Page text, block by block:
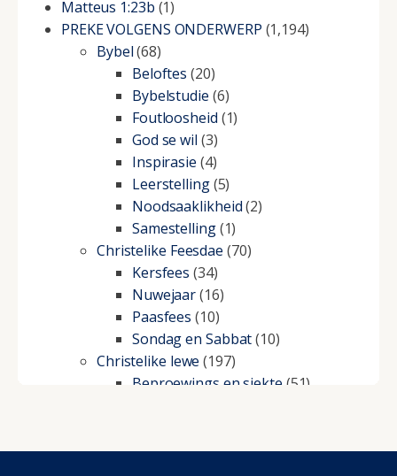
Matteus 1:23b (1)
PREKE VOLGENS ONDERWERP (1,194)
Bybel(68)
Beloftes (20)
Bybelstudie (6)
Foutloosheid (1)
God se wil (3)
Inspirasie (4)
Leerstelling(5)
Noodsaaklikheid(2)
Samestelling(1)
Christelike Feesdae (70)
Kersfees (34)
Nuwejaar(16)
Paasfees (10)
Sondag en Sabbat(10)
Christelike lewe (197)
Beproewings en siekte (51)
Geestelike Groei(10)